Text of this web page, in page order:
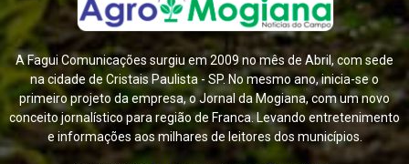
A Fagui Comunicações surgiu em 2009 no mês de Abril, com sede
na cidade de Cristais Paulista - SP. No mesmo ano, inicia-se o
primeiro projeto da empresa, o Jornal da Mogiana, com um novo
conceito jornalístico para região de Franca. Levando entretenimento
e informações aos milhares de leitores dos municípios.